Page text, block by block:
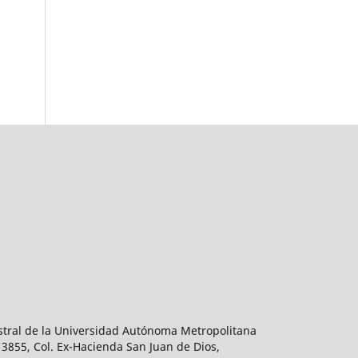
de la Universidad Autónoma Metropolitana
Col. Ex-Hacienda San Juan de Dios,